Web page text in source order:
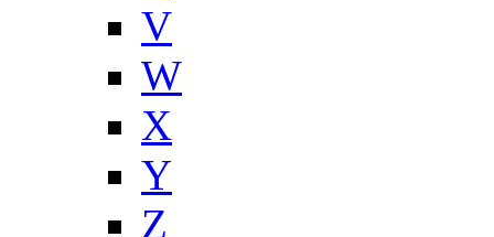
V
W
X
Y
Z